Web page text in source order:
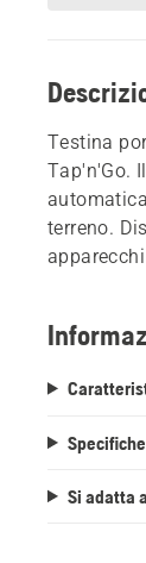
Testina
Tap'n'Go.
terreno.
Specifiche
Si adatta